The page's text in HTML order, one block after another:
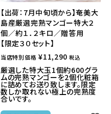
【出荷：7月中旬頃から】奄美大
島産厳選完熟マンゴー特大２
個／約１．２キロ／贈答用
【限定３０セット】
当店特別価格 ¥11,290 税込
厳選した特大玉1個約600グラ
ムの完熟マンゴーを2個化粧箱
に詰めてお送り致します。限定
数しか取れない極上の完熟度
合いです。